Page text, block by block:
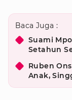
Baca Juga :
Suami
Setahun
Ruben
Anak,